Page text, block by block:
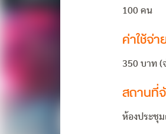
100 คน
ค่าใช้จ่า
350 บาท (
สถานที่
ห้องประชุม